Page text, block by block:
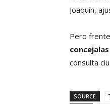
Joaquín,
Pero
consulta
SOURCE